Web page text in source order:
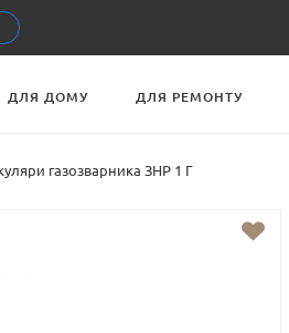
ДЛЯ ДОМУ ДЛЯ РЕМОНТУ
газозварника ЗНР 1 Г